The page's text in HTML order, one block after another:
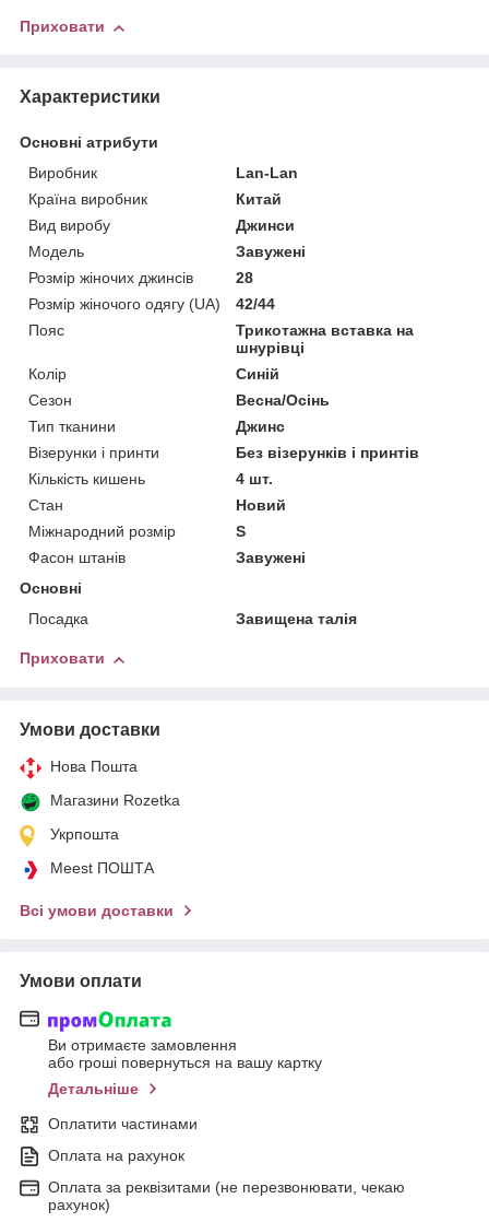
Приховати
Характеристики
Основні атрибути
Виробник
Lan-Lan
Країна виробник
Китай
Вид виробу
Джинси
Модель
Завужені
Розмір жіночих джинсів
28
Розмір жіночого одягу (UA)
42/44
Пояс
Трикотажна вставка на
шнурівці
Колір
Синій
Сезон
Весна/Осінь
Тип тканини
Джинс
Візерунки і принти
Без візерунків і принтів
Кількість кишень
4 шт.
Стан
Новий
Міжнародний розмір
S
Фасон штанів
Завужені
Основні
Посадка
Завищена талія
Приховати
Умови доставки
Нова Пошта
Магазини Rozetka
Укрпошта
Meest ПОШТА
Всі умови доставки
Умови оплати
Ви отримаєте замовлення
або гроші повернуться на вашу картку
Детальніше
Оплатити частинами
Оплата на рахунок
Оплата за реквізитами (не перезвонювати, чекаю
рахунок)